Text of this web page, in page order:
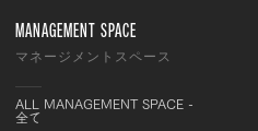
MANAGEMENT SPACE
マネージメントスペース
ALL MANAGEMENT SPACE -
全て